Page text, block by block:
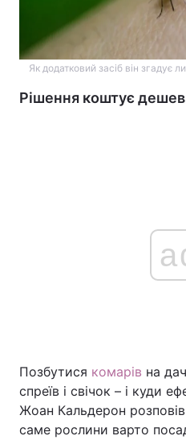
Як додатковий засіб він згадує
Рішення коштує
Позбутися комарів на
спреїв і свічок – і куди
Жоан Кальдерон
саме рослини варто